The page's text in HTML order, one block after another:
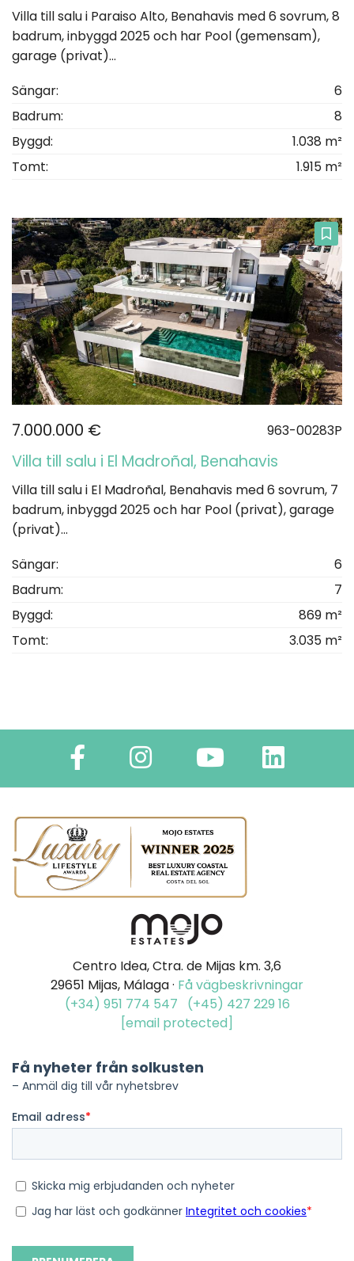
Villa till salu i Paraiso Alto, Benahavis med 6 sovrum, 8
badrum, inbyggd 2025 och har Pool (gemensam),
garage (privat)...
Sängar:
6
Badrum:
8
Byggd:
1.038 m²
Tomt:
1.915 m²
7.000.000 € 963-00283P
Villa till salu i El Madroñal, Benahavis
Villa till salu i El Madroñal, Benahavis med 6 sovrum, 7
badrum, inbyggd 2025 och har Pool (privat), garage
(privat)...
Sängar:
6
Badrum:
7
Byggd:
869 m²
Tomt:
3.035 m²
Centro Idea, Ctra. de Mijas km. 3,6
29651 Mijas, Málaga · Få vägbeskrivningar
(+34) 951 774 547
(+45) 427 229 16
[email protected]